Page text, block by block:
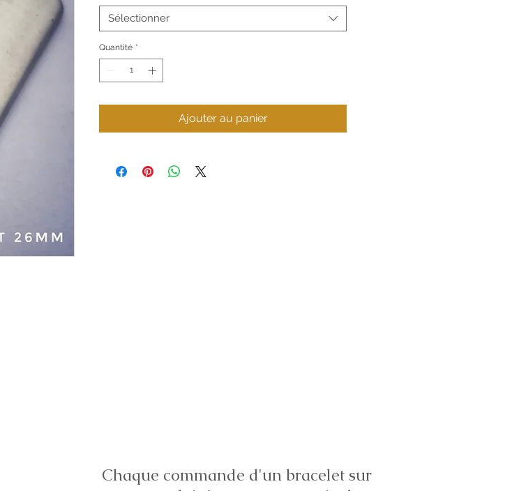
Sélectionner
Quantité *
Ajouter au panier
Chaque commande d'un bracelet sur